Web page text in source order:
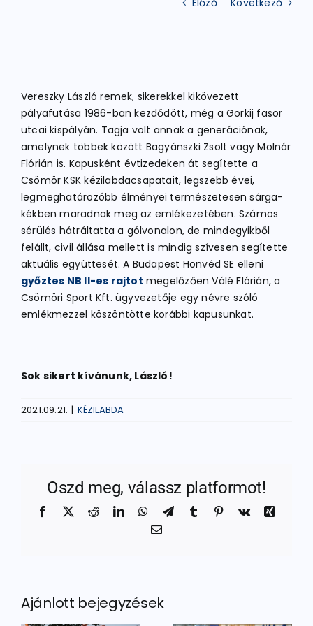
KERÉKPÁR
EGYÉB SPORTÁGAK
PÁLYÁK
ELÉRHETŐSÉGEK
TAGDÍJ BEFIZETÉS
Előző Következő
Vereszky László remek, sikerekkel kikövezett
pályafutása 1986-ban kezdődött, még a Gorkij fasor
utcai kispályán. Tagja volt annak a generációnak,
amelynek többek között Bagyánszki Zsolt vagy Molnár
Flórián is. Kapusként évtizedeken át segítette a
Csömör KSK kézilabdacsapatait, legszebb évei,
legmeghatározóbb élményei természetesen sárga-
kékben maradnak meg az emlékezetében. Számos
sérülés hátráltatta a gólvonalon, de mindegyikből
felállt, civil állása mellett is mindig szívesen segítette
aktuális együttesét. A Budapest Honvéd SE elleni
győztes NB II-es rajtot megelőzően Válé Flórián, a
Csömöri Sport Kft. ügyvezetője egy névre szóló
emlékmezzel köszöntötte korábbi kapusunkat.
Sok sikert kívánunk, László!
2021.09.21. | KÉZILABDA
Oszd meg, válassz platformot!
Facebook
X RedditLinkedInWhatsApp
TelegramTumblr Pinterest
Vk
Xing
Email:
Ajánlott bejegyzések